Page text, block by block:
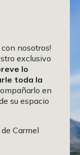
nosotros!
exclusivo
lo
toda la
en
su espacio
Carmel